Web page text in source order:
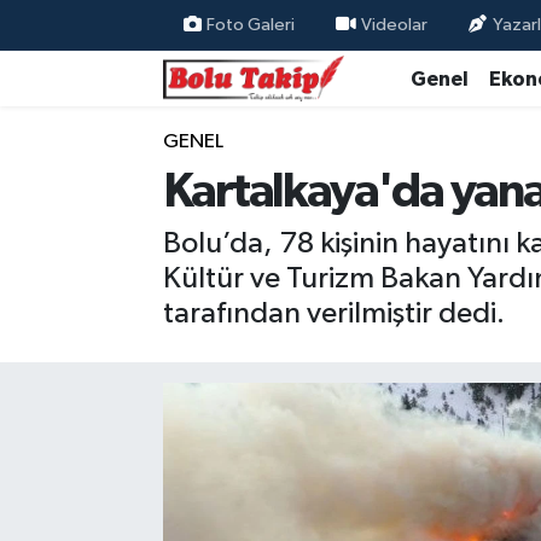
Foto Galeri Videolar
Genel
GENEL
Kartalkaya'da
Bolu’da, 78 kişinin hayatını
Kültür ve Turizm Bakan
tarafından verilmiştir dedi.